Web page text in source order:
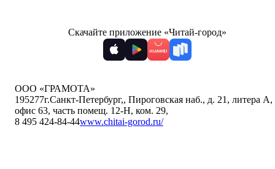
Скачайте приложение «Читай-город»
ООО «ГРАМОТА»
195277г.Санкт-Петербург,, Пироговская наб., д. 21, литера А,
офис 63, часть помещ. 12-Н, ком. 29,
8 495 424-84-44www.chitai-gorod.ru/